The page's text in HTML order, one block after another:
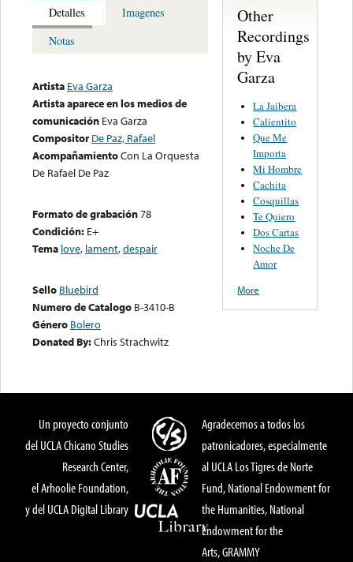
Detalles
Imagenes
Notas
Artista Eva Garza
Artista aparece en los medios de
comunicación Eva Garza
Compositor De Paz, Rafael
AcompañamientoCon La Orquesta
De Rafael De Paz
Formato de grabación78
Condición: E+
Tema love, lament,despair
Sello Bluebird
Numero de Catalogo B-3410-B
Género Bolero
Donated By:Chris Strachwitz
Other
Recordings
by Eva
Garza
La Jaibera
Calientito
Que Me
Importa
Mi Hombre
Cachita
Cosquillas
Te Quiero
Dos Cartas
Noche De
Amor
More
Un proyecto conjunto
del UCLA Chicano Studies
Research Center,
el Arhoolie Foundation,
y del UCLA Digital Library
Agradecemos a todos los
patronicadores, especialmente
al UCLA Los Tigres de Norte
Fund, National Endowment for
the Humanities, National
Endowment for the
Arts, GRAMMY